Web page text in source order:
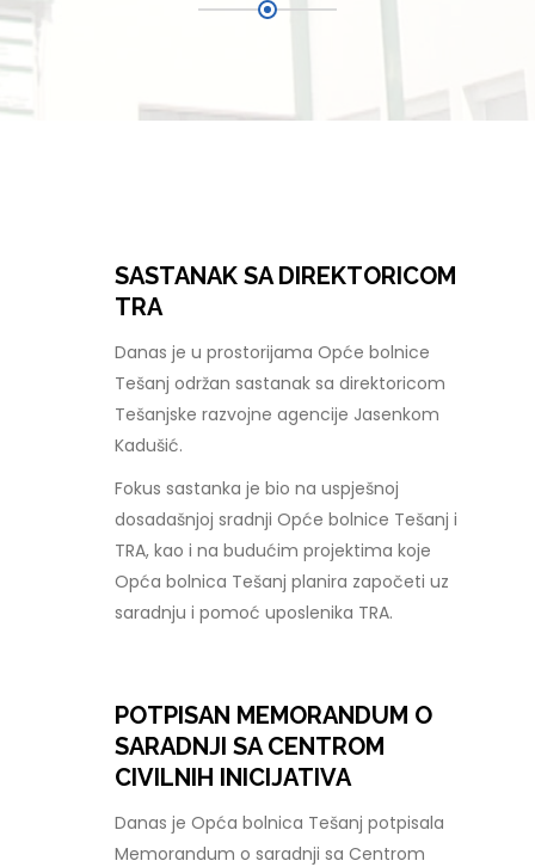
SASTANAK SA DIREKTORICOM
TRA
Danas je u prostorijama Opće bolnice
Tešanj održan sastanak sa direktoricom
Tešanjske razvojne agencije Jasenkom
Kadušić.
Fokus sastanka je bio na uspješnoj
dosadašnjoj sradnji Opće bolnice Tešanj i
TRA, kao i na budućim projektima koje
Opća bolnica Tešanj planira započeti uz
saradnju i pomoć uposlenika TRA.
POTPISAN MEMORANDUM O
SARADNJI SA CENTROM
CIVILNIH INICIJATIVA
Danas je Opća bolnica Tešanj potpisala
Memorandum o saradnji sa Centrom